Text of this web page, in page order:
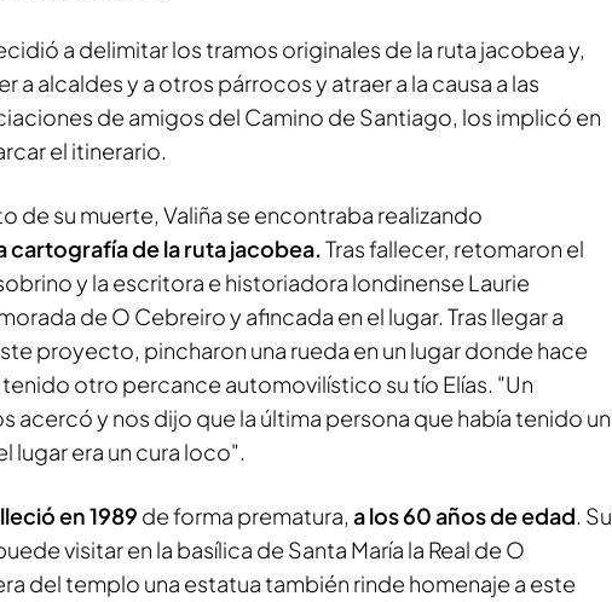
a delimitar los tramos originales de la ruta jacobea y,
a alcaldes y a otros párrocos y atraer a la causa a las
de amigos del Camino de Santiago, los implicó en
el itinerario.
de su muerte, Valiña se encontraba realizando
cartografía de la ruta jacobea.Tras fallecer, retomaron el
y la escritora e historiadora londinense Laurie
de O Cebreiro y afincada en el lugar. Tras llegar a
proyecto, pincharon una rueda en un lugar donde hace
otro percance automovilístico su tío Elías. "Un
acercó y nos dijo que la última persona que había tenido un
lugar era un cura loco".
en 1989 de forma prematura, a los 60 años de edad. Su
visitar en la basílica de Santa María la Real de O
del templo una estatua también rinde homenaje a este